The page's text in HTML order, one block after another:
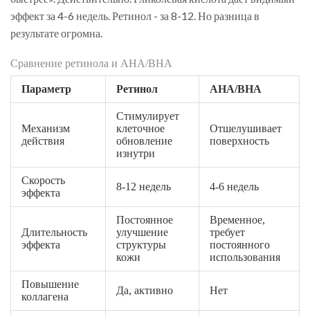
эффект за 4-6 недель. Ретинол - за 8-12. Но разница в
результате огромна.
Сравнение ретинола и AHA/BHA
Параметр Ретинол AHA/BHA
Механизм
действия
Стимулирует
клеточное
обновление
изнутри
Отшелушивает
поверхность
Скорость
эффекта
8-12 недель 4-6 недель
Длительность
эффекта
Постоянное
улучшение
структуры
кожи
Временное,
требует
постоянного
использования
Повышение
коллагена
Да, активно Нет